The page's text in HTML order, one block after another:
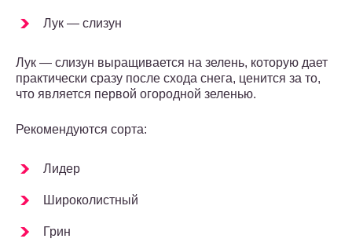
Лук — слизун
Лук — слизун выращивается на зелень, которую дает
практически сразу после схода снега, ценится за то,
что является первой огородной зеленью.
Рекомендуются сорта:
Лидер
Широколистный
Грин